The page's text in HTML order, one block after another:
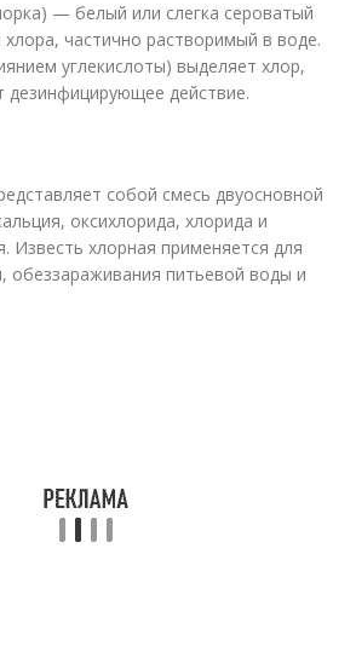
— белый или слегка сероватый
частично растворимый в воде.
углекислоты) выделяет хлор,
дезинфицирующее действие.
собой смесь двуосновной
оксихлорида, хлорида и
Известь хлорная применяется для
обеззараживания питьевой воды и